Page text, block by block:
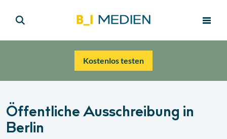
Kostenlos testen
Öffentliche Ausschreibung in
Berlin